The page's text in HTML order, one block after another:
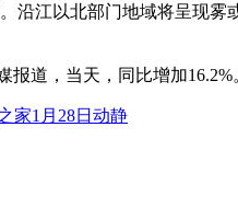
江以北部门地域将呈现雾
，当天，同比增加16.2%
家1月28日动静